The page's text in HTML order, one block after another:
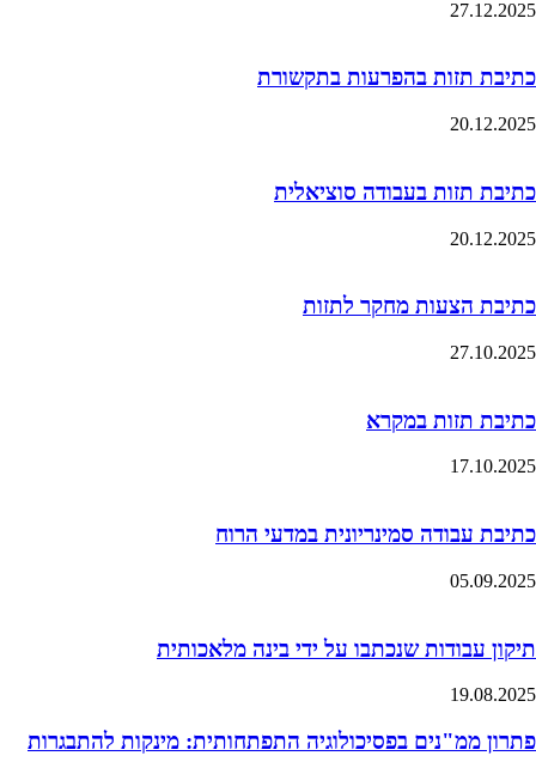
27.12.2025
כתיבת תזות בהפרעות בתקשורת
20.12.2025
כתיבת תזות בעבודה סוציאלית
20.12.2025
כתיבת הצעות מחקר לתזות
27.10.2025
כתיבת תזות במקרא
17.10.2025
כתיבת עבודה סמינריונית במדעי הרוח
05.09.2025
תיקון עבודות שנכתבו על ידי בינה מלאכותית
19.08.2025
פתרון ממ"נים בפסיכולוגיה התפתחותית: מינקות להתבגרות